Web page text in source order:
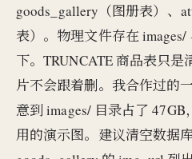
goods_gallery（图册表）、
表）。物理文件存在 images/
下。TRUNCATE 商品表只
片不会跟着删。我合作过的
意到 images/ 目录占了
用的演示图。建议清空数据